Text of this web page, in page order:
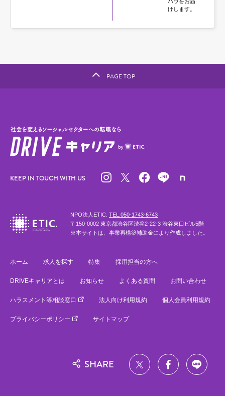
けします。
PAGE TOP
KEEP IN TOUCH WITH US
NPO法人ETIC. TEL.050-1743-6743
〒150-0002 東京都渋谷区渋谷2-22-3 渋谷東口ビル5階
※本サイトは、事業再構築補助金により作成しました。
ホーム 求人を探す 特集 採用担当の方へ
DRIVEキャリアとは お知らせ よくある質問 お問い合わせ
ハラスメント等相談窓口 法人向け利用規約 個人会員利用規約
プライバシーポリシー サイトマップ
SHARE